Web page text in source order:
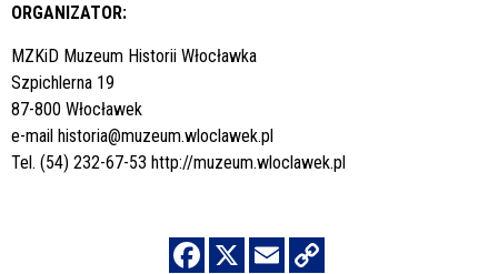
ORGANIZATOR:
MZKiD Muzeum Historii Włocławka
Szpichlerna 19
87-800 Włocławek
e-mail historia@muzeum.wloclawek.pl
Tel. (54) 232-67-53 http://muzeum.wloclawek.pl